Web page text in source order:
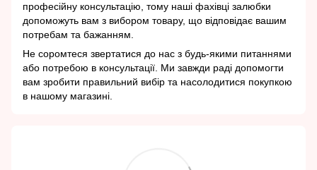
професійну консультацію, тому наші фахівці залюбки
допоможуть вам з вибором товару, що відповідає вашим
потребам та бажанням.
Не соромтеся звертатися до нас з будь-якими питаннями
або потребою в консультації. Ми завжди раді допомогти
вам зробити правильний вибір та насолодитися покупкою
в нашому магазині.